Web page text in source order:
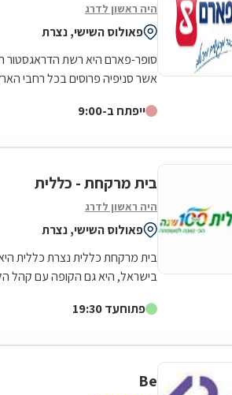
היה ראשון לדרג
פאולוס השישי, נצרת
סופר-פארם היא רשת הדראגסטור
אשר סניפיה פרוסים בכל רחבי
ייפתח ב-9:00
בית מרקחת - כללית
היה ראשון לדרג
פאולוס השישי, נצרת
בית מרקחת
בישראל, היא גם הקופה עם קהל
פתוחעד 19:30
Be